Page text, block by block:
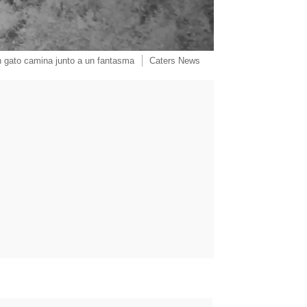
gato camina junto a un fantasma Caters News